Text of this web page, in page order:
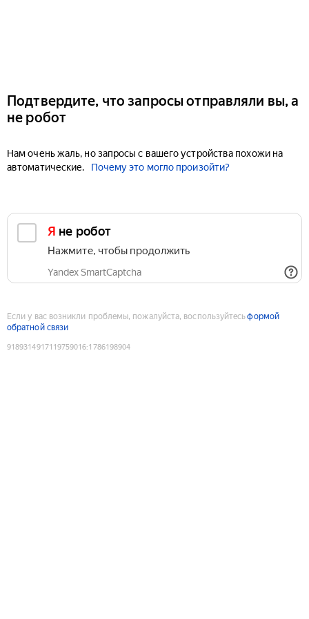
Подтвердите, что запросы отправляли вы, а
не робот
Нам очень жаль, но запросы с вашего устройства похожи на
автоматические.
Почему это могло произойти?
Я не робот
Нажмите, чтобы продолжить
Yandex SmartCaptcha
Если у вас возникли проблемы, пожалуйста, воспользуйтесьформой
обратной связи
9189314917119759016:1786198904